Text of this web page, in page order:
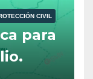
CIVIL
para